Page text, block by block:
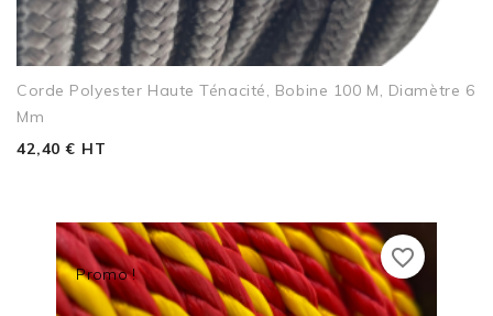
Corde Polyester Haute Ténacité, Bobine 100 M, Diamètre 6
Mm
42,40 € HT
Promo !
favorite_border